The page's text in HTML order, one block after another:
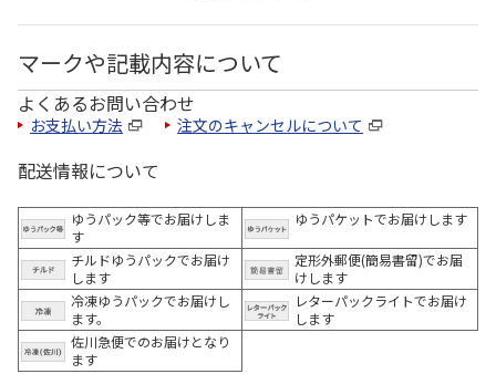
マークや記載内容について
よくあるお問い合わせ
お支払い方法 注文のキャンセルについて
配送情報について
ゆうパック等でお届けしま
す
ゆうパケットでお届けします
チルドゆうパックでお届け
します
定形外郵便(簡易書留)でお届
けします
冷凍ゆうパックでお届けし
ます。
レターパックライトでお届け
します
佐川急便でのお届けとなり
ます